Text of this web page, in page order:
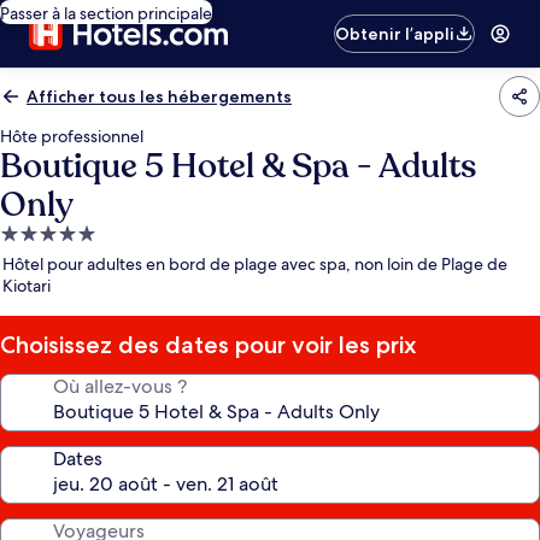
Passer à la section principale
Obtenir l’appli
Afficher tous les hébergements
Hôte professionnel
Boutique 5 Hotel & Spa - Adults
Only
Hébergement
5.0 étoiles
Hôtel pour adultes en bord de plage avec spa, non loin de Plage de
Kiotari
Choisissez des dates pour voir les prix
Où allez-vous ?
Dates
Voyageurs